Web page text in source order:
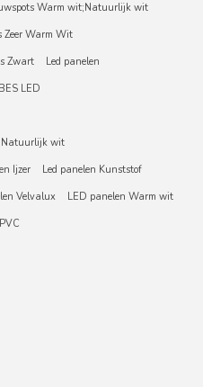
Warm wit;Natuurlijk wit
Zeer Warm Wit
Zwart
Led panelen
LED
wit
Ijzer
Led panelen Kunststof
Velvalux
LED panelen Warm wit
PVC